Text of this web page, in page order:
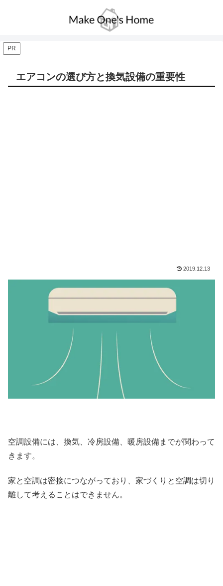
PR
エアコンの選び方と換気設備の重要性
2019.12.13
空調設備には、換気、冷房設備、暖房設備までが関わって
きます。
家と空調は密接につながっており、家づくりと空調は切り
離して考えることはできません。